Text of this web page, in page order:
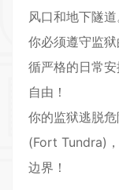
风口和地下隧道
你必须遵守监
循严格的日常
自由！
你的监狱逃脱
(Fort Tundra)
边界！